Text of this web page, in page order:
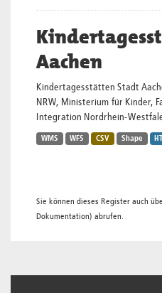
Aachen
Kindertagesstätten Stadt
NRW, Ministerium für Kinder,
Integration Nordrhein-
WMS WFS CSV Shape
Sie können dieses Register auch
Dokumentation) abrufen.